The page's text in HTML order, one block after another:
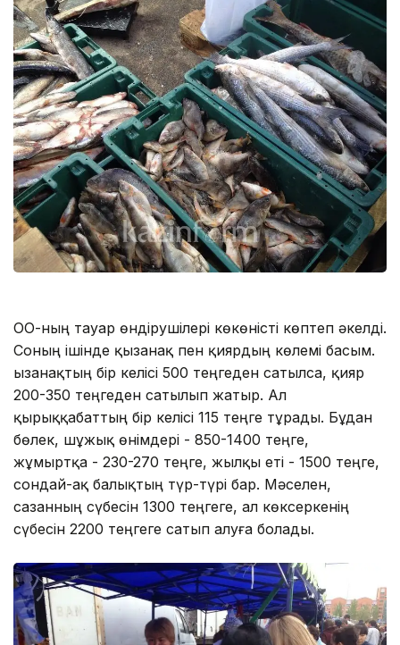
ОҚО-ның тауар өндірушілері көкөністі көптеп әкелді.
Соның ішінде қызанақ пен қиярдың көлемі басым.
Қызанақтың бір келісі 500 теңгеден сатылса, қияр
200-350 теңгеден сатылып жатыр. Ал
қырыққабаттың бір келісі 115 теңге тұрады. Бұдан
бөлек, шұжық өнімдері - 850-1400 теңге,
жұмыртқа - 230-270 теңге, жылқы еті - 1500 теңге,
сондай-ақ балықтың түр-түрі бар. Мәселен,
сазанның сүбесін 1300 теңгеге, ал көксеркенің
сүбесін 2200 теңгеге сатып алуға болады.